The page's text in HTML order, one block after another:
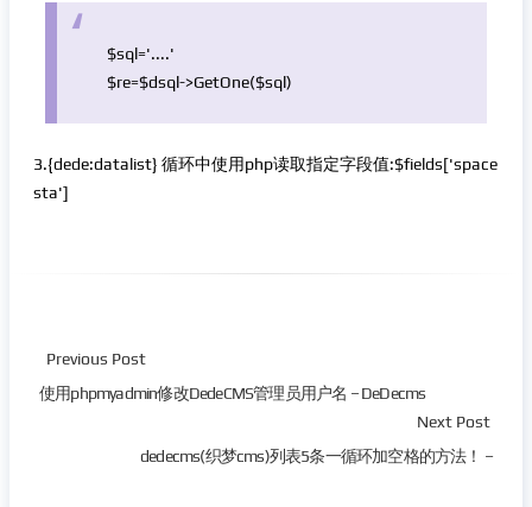
$sql='....'
$re=$dsql->GetOne($sql)
3.{dede:datalist} 循环中使用php读取指定字段值:$fields['space
sta']
Previous Post
使用phpmyadmin修改DedeCMS管理员用户名 – DeDecms
Next Post
dedecms(织梦cms)列表5条一循环加空格的方法！ –